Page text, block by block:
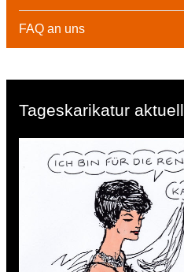
FAQ an uns
Tageskarikatur aktuell